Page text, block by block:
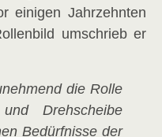
eini­gen Jahr­zehn­ten
umschrieb er
die Rol­le
Dreh­schei­be
Bedürf­nis­se der